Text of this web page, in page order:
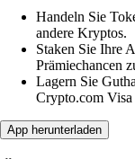
Handeln Sie
andere Kryptos.
Staken Sie Ihre
Prämiechancen
Lagern Sie
Crypto.com
App herunterladen